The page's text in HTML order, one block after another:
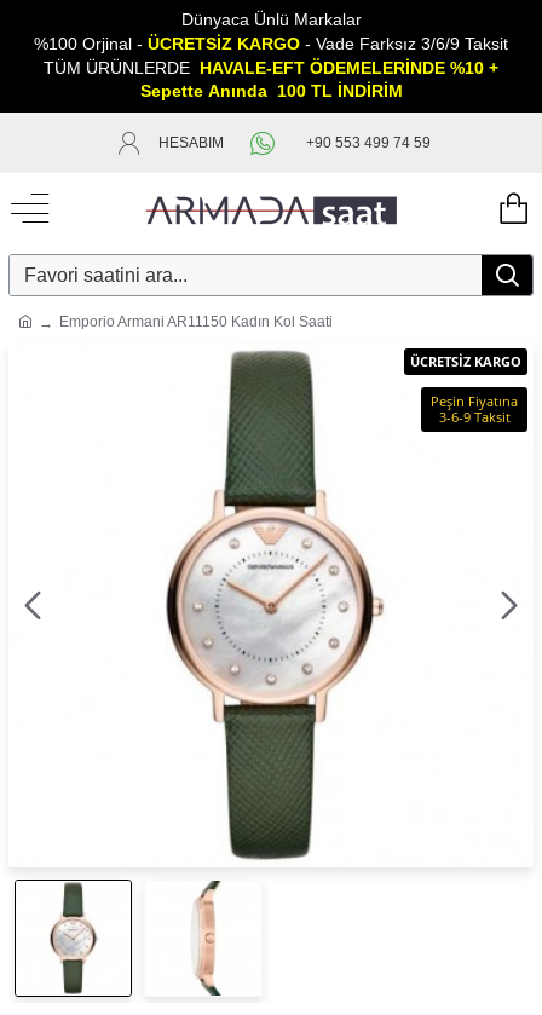
Dünyaca Ünlü Markalar
%100 Orjinal - ÜCRETSİZ KARGO - Vade Farksız 3/6/9 Taksit
TÜM ÜRÜNLERDE HAVALE-EFT ÖDEMELERİNDE %10 +
Sepette Anında 100 TL İNDİRİM
HESABIM +90 553 499 74 59
Emporio Armani AR11150 Kadın Kol Saati
ÜCRETSİZ KARGO
Peşin Fiyatına
3-6-9 Taksit